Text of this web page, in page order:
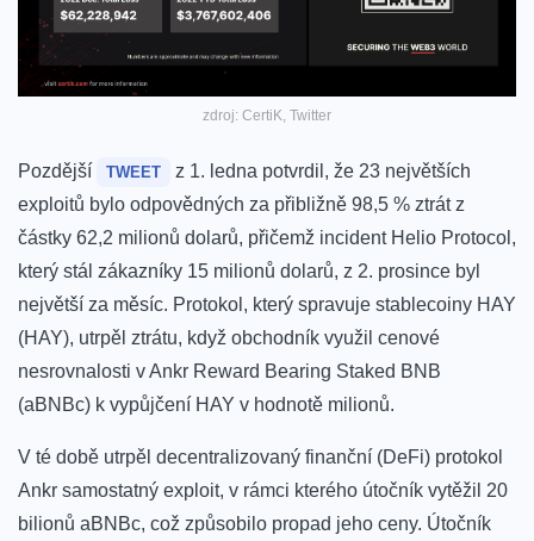
zdroj: CertiK, Twitter
Pozdější TWEET
z 1. ledna potvrdil, že 23 největších
exploitů bylo odpovědných za přibližně 98,5 % ztrát z
částky 62,2 milionů dolarů, přičemž incident Helio Protocol,
který stál zákazníky 15 milionů dolarů, z 2. prosince byl
největší za měsíc. Protokol, který spravuje stablecoiny HAY
(HAY), utrpěl ztrátu, když obchodník využil cenové
nesrovnalosti v Ankr Reward Bearing Staked BNB
(aBNBc) k vypůjčení HAY v hodnotě milionů.
V té době utrpěl decentralizovaný finanční (DeFi) protokol
Ankr samostatný exploit, v rámci kterého útočník vytěžil 20
bilionů aBNBc, což způsobilo propad jeho ceny. Útočník